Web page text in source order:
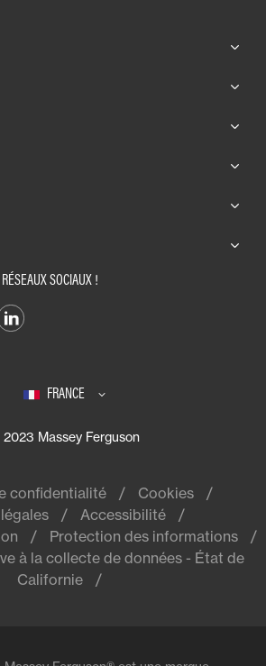
SOCIAUX !
FRANCE
Massey Ferguson
confidentialité
Cookies
Accessibilité
Protection des informations
à la collecte de données - État de
Californie